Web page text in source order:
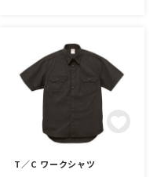
T／C ワークシャツ